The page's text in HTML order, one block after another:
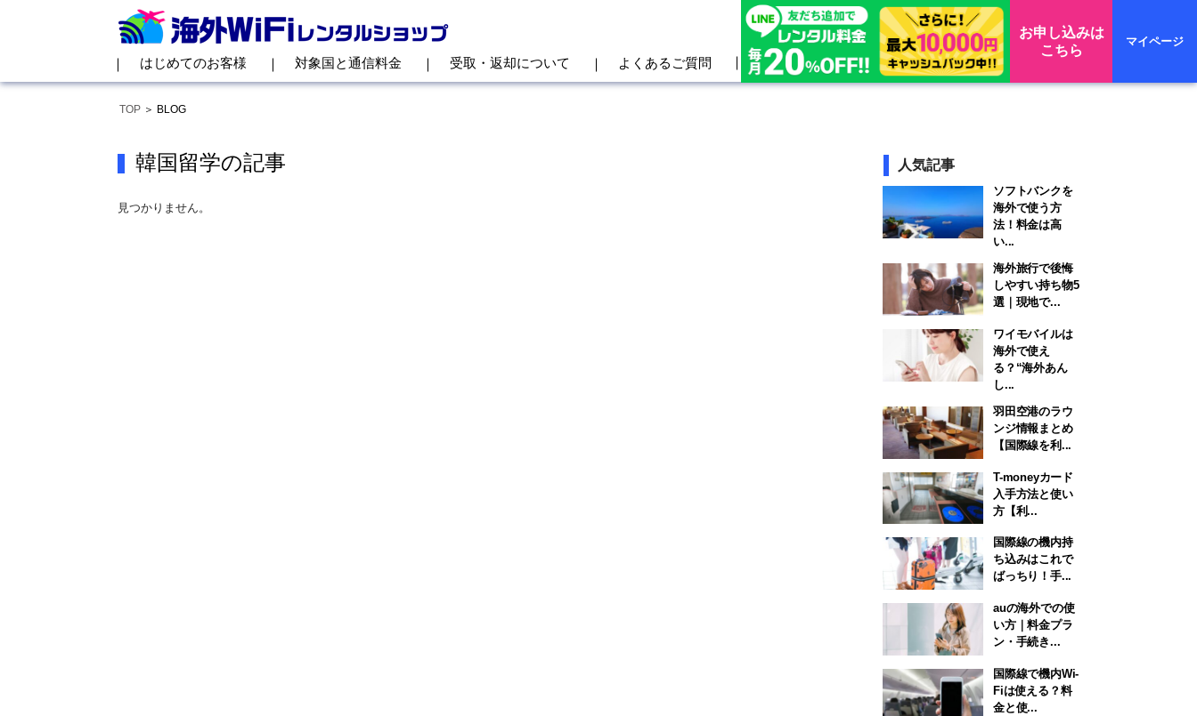
はじめてのお客様 対象国と通信料金 受取・返却について よくあるご質問
お申し込みは
こちら
マイページ
TOP BLOG
韓国留学の記事
見つかりません。
人気記事
ソフトバンクを
海外で使う方
法！料金は高
い...
海外旅行で後悔
しやすい持ち物5
選｜現地で...
ワイモバイルは
海外で使え
る？“海外あん
し...
羽田空港のラウ
ンジ情報まとめ
【国際線を利...
T-moneyカード
入手方法と使い
方【利...
国際線の機内持
ち込みはこれで
ばっちり！手...
auの海外での使
い方｜料金プラ
ン・手続き...
国際線で機内Wi-
Fiは使える？料
金と使...